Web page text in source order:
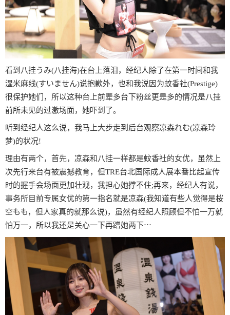
看到八挂うみ(八挂海)在台上落泪，经纪人除了在第一时间和我
湿米麻线(すいません)说抱歉外，也和我说因为蚊香社(Prestige)
很保护她们，所以这种台上前辈多台下粉丝更是多的情况是八挂
前所未见的过激场面，她吓到了。
听到经纪人这么说，我马上大步走到后台观察凉森れむ(凉森玲
梦)的状况!
理由有两个，首先，凉森和八挂一样都是蚊香社的女优，虽然上
次先行来台有被震撼教育，但TRE台北国际成人展本番比起宣传
时的握手会场面更加壮观，我担心她撑不住;再来，经纪人有说，
事务所目前专属女优的第一指名就是凉森(我知道有些人觉得是桜
空もも，但人家真的就那么说)，虽然有经纪人照顾但不怕一万就
怕万一，所以我还是关心一下再蹭她两下⋯